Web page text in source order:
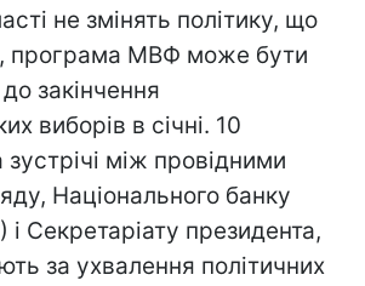
не змінять політику, що
програма МВФ може бути
закінчення
виборів в січні. 10
між провідними
Національного банку
Секретаріату президента,
за ухвалення політичних